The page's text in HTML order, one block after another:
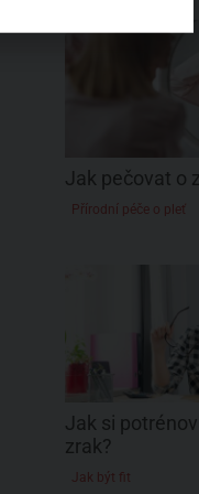
Jak pečovat o
Přírodní péče o pleť
Jak si
zrak?
Jak být fit